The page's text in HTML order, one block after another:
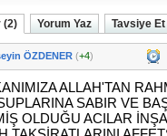
(2) Yorum Yaz Tavsiye Et